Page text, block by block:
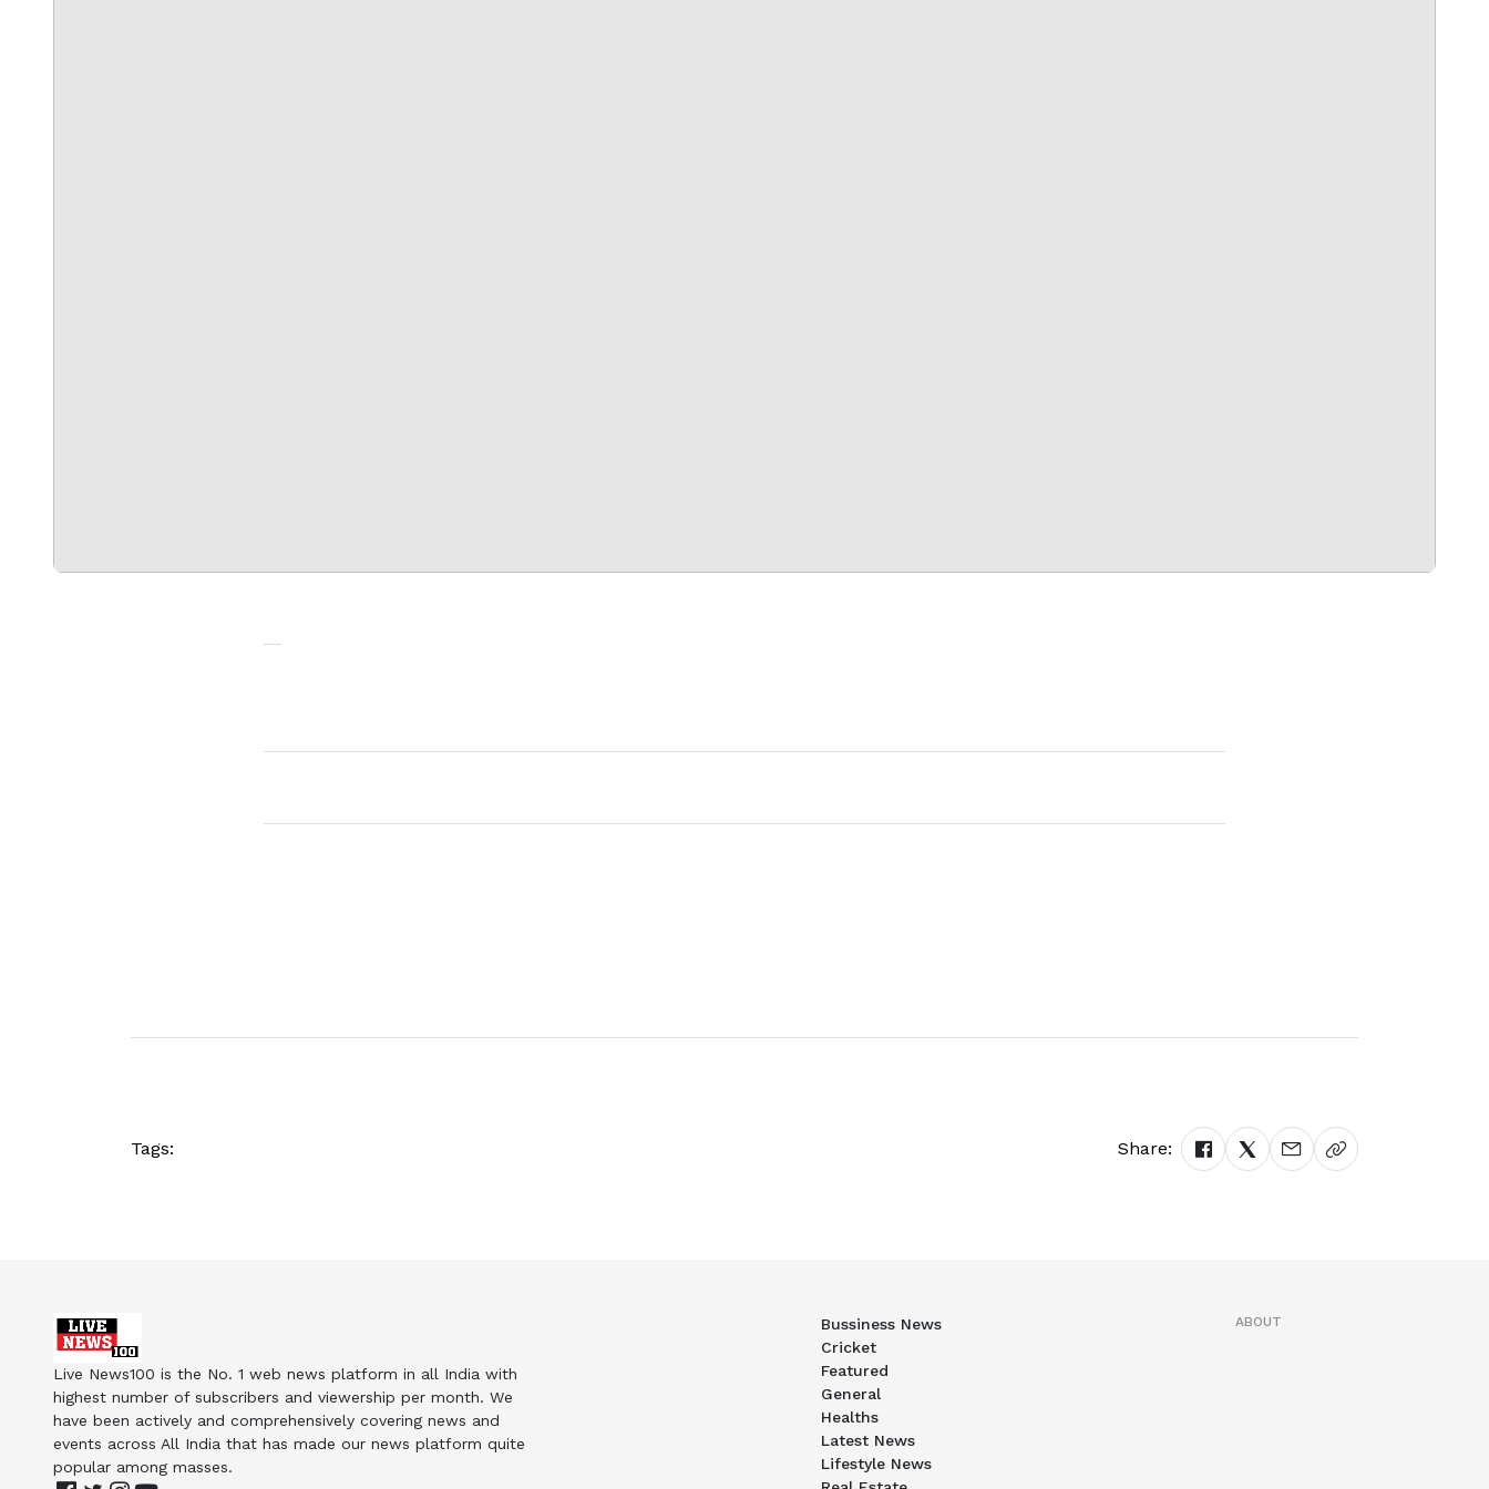
Tags: Share:
Live News100 is the No. 1 web news platform in all India with
highest number of subscribers and viewership per month. We
have been actively and comprehensively covering news and
events across All India that has made our news platform quite
popular among masses.
Bussiness News
Cricket
Featured
General
Healths
Latest News
Lifestyle News
ABOUT